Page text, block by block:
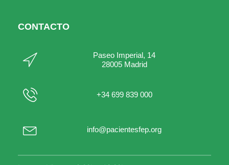
CONTACTO
Paseo Imperial, 14
28005 Madrid
+34 699 839 000
info@pacientesfep.org